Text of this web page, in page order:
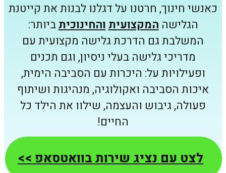
כאנשי חינוך, חרטנו על דגלנו לבנות את קייטנת
הגלישההמקצועיתוהחינוכיתביותר:
המשלבת גם הדרכת גלישה מקצועית עם
מדריכי גלישה בעלי ניסיון, וגם תכנים
ופעילויות על: היכרות עם הסביבה הימית,
איכות הסביבה ואקולוגיה, מנהיגות ושיתוף
פעולה, גיבוש והעצמה, שילוו את הילד כל
החיים!
לצט עם נציג שירות בוואטסאפ >>